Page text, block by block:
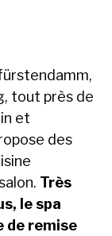
tout près de
et
des
Très
le spa
de remise